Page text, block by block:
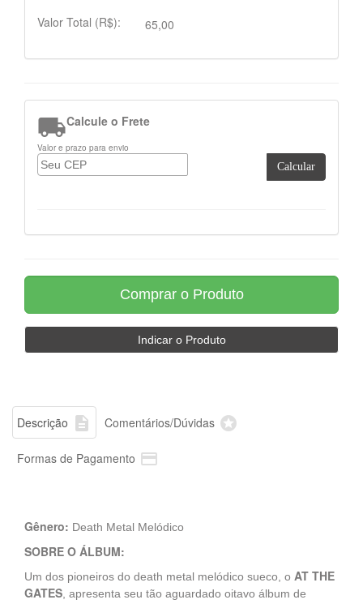
Valor Total (R$): 65,00
Calcule o Frete
Valor e prazo para envio
Calcular
Descrição  Comentários/Dúvidas 
Formas de Pagamento 
Gênero: Death Metal Melódico
SOBRE O ÁLBUM:
Um dos pioneiros do death metal melódico sueco, o AT THE
GATES , apresenta seu tão aguardado oitavo álbum de